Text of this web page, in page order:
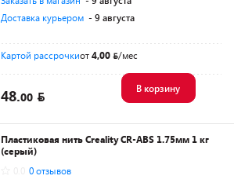
Доставка курьером - 9 августа
Картой рассрочкиот4,00 /мес
48.00
В корзину
Пластиковая нить Creality CR-ABS 1.75мм 1 кг
(серый)
0 отзывов